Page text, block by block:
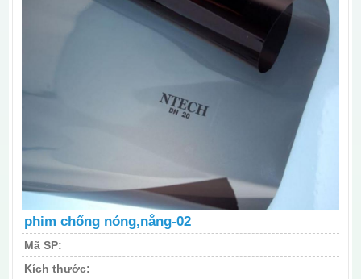
phim chống nóng,nắng-02
Mã SP:
Kích thước: